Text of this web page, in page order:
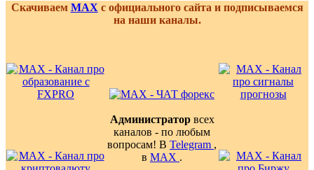
Скачиваем MAX с официального сайта и подписываемся
на наши каналы.
Администраторвсех
каналов - по любым
вопросам! В Telegram ,
в MAX .